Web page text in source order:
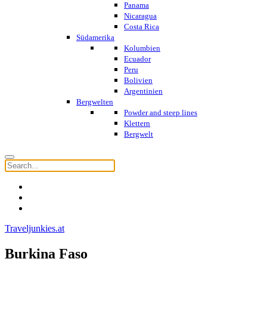
Panama
Nicaragua
Costa Rica
Südamerika
Kolumbien
Ecuador
Peru
Bolivien
Argentinien
Bergwelten
Powder and steep lines
Klettern
Bergwelt
Traveljunkies.at
Burkina Faso